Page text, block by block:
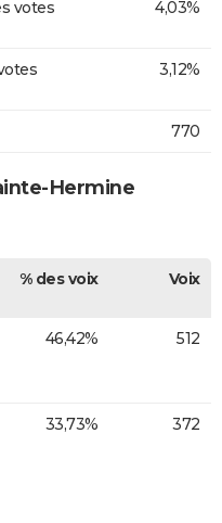
votes
4,03%
3,12%
770
Hermine
% des voix Voix
46,42% 512
33,73% 372